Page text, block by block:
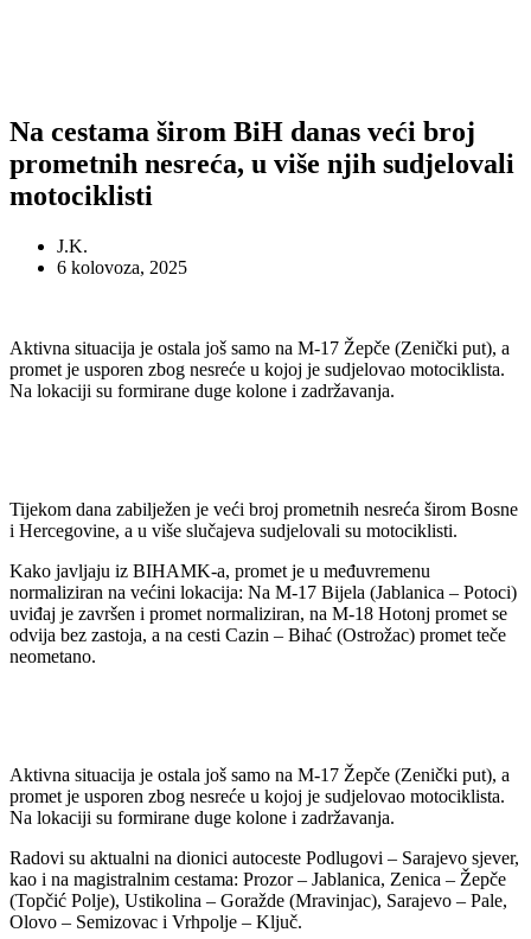
Na cestama širom BiH danas veći broj
prometnih nesreća, u više njih sudjelovali
motociklisti
J.K.
6 kolovoza, 2025
Aktivna situacija je ostala još samo na M-17 Žepče (Zenički put), a
promet je usporen zbog nesreće u kojoj je sudjelovao motociklista.
Na lokaciji su formirane duge kolone i zadržavanja.
Tijekom dana zabilježen je veći broj prometnih nesreća širom Bosne
i Hercegovine, a u više slučajeva sudjelovali su motociklisti.
Kako javljaju iz BIHAMK-a, promet je u međuvremenu
normaliziran na većini lokacija: Na M-17 Bijela (Jablanica – Potoci)
uviđaj je završen i promet normaliziran, na M-18 Hotonj promet se
odvija bez zastoja, a na cesti Cazin – Bihać (Ostrožac) promet teče
neometano.
Aktivna situacija je ostala još samo na M-17 Žepče (Zenički put), a
promet je usporen zbog nesreće u kojoj je sudjelovao motociklista.
Na lokaciji su formirane duge kolone i zadržavanja.
Radovi su aktualni na dionici autoceste Podlugovi – Sarajevo sjever,
kao i na magistralnim cestama: Prozor – Jablanica, Zenica – Žepče
(Topčić Polje), Ustikolina – Goražde (Mravinjac), Sarajevo – Pale,
Olovo – Semizovac i Vrhpolje – Ključ.